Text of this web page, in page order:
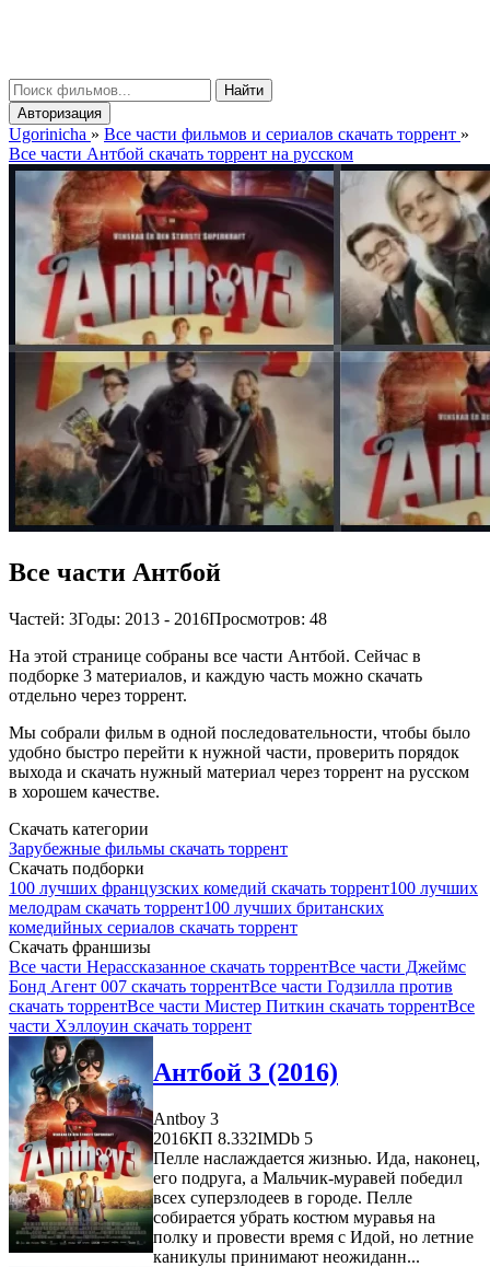
Найти
Авторизация
Ugorinicha » Все части фильмов и сериалов скачать торрент »
Все части Антбой скачать торрент на русском
Все части Антбой
Частей: 3Годы: 2013 - 2016Просмотров: 48
На этой странице собраны все части Антбой. Сейчас в
подборке 3 материалов, и каждую часть можно скачать
отдельно через торрент.
Мы собрали фильм в одной последовательности, чтобы было
удобно быстро перейти к нужной части, проверить порядок
выхода и скачать нужный материал через торрент на русском
в хорошем качестве.
Скачать категории
Зарубежные фильмы скачать торрент
Скачать подборки
100 лучших французских комедий скачать торрент100 лучших
мелодрам скачать торрент100 лучших британских
комедийных сериалов скачать торрент
Скачать франшизы
Все части Нерассказанное скачать торрентВсе части Джеймс
Бонд Агент 007 скачать торрентВсе части Годзилла против
скачать торрентВсе части Мистер Питкин скачать торрентВсе
части Хэллоуин скачать торрент
Антбой 3 (2016)
Antboy 3
2016КП 8.332IMDb 5
Пелле наслаждается жизнью. Ида, наконец,
его подруга, а Мальчик-муравей победил
всех суперзлодеев в городе. Пелле
собирается убрать костюм муравья на
полку и провести время с Идой, но летние
каникулы принимают неожиданн...